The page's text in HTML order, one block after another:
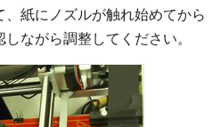
紙にノズルが触れ始めてから
ながら調整してください。